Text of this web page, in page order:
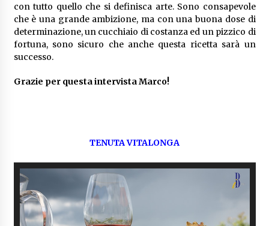
con tutto quello che si definisca arte. Sono consapevole
che è una grande ambizione, ma con una buona dose di
determinazione, un cucchiaio di costanza ed un pizzico di
fortuna, sono sicuro che anche questa ricetta sarà un
successo.
Grazie per questa intervista Marco!
TENUTA VITALONGA